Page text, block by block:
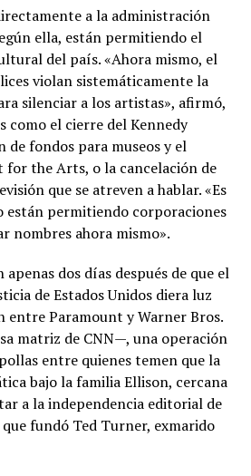
a la administración
ella, están permitiendo el
del país. «Ahora mismo, el
violan sistemáticamente la
silenciar a los artistas», afirmó,
como el cierre del Kennedy
de fondos para museos y el
the Arts, o la cancelación de
que se atreven a hablar. «Es
están permitiendo corporaciones
nombres ahora mismo».
dos días después de que el
de Estados Unidos diera luz
entre Paramount y Warner Bros.
matriz de CNN—, una operación
entre quienes temen que la
bajo la familia Ellison, cercana
a la independencia editorial de
fundó Ted Turner, exmarido